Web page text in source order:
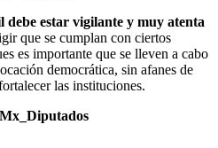
debe estar vigilante y muy atenta
que se cumplan con ciertos
es importante que se lleven a cabo
democrática, sin afanes de
las instituciones.